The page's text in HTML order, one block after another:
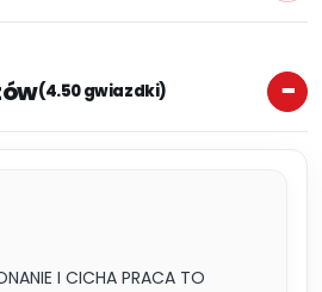
(4.50 gwiazdki)
I CICHA PRACA TO